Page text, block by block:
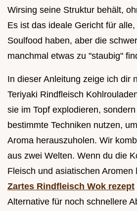
Wirsing seine Struktur behält,
Es ist das ideale Gericht für
Soulfood haben, aber die
manchmal etwas zu "staubig"
In dieser Anleitung zeige ich dir
Teriyaki Rindfleisch
sie im Topf explodieren,
bestimmte Techniken nutzen,
Aroma herauszuholen. Wir
aus zwei Welten. Wenn du die
Fleisch und asiatischen Aromen
Zartes Rindfleisch Wok rezept
Alternative für noch schnellere